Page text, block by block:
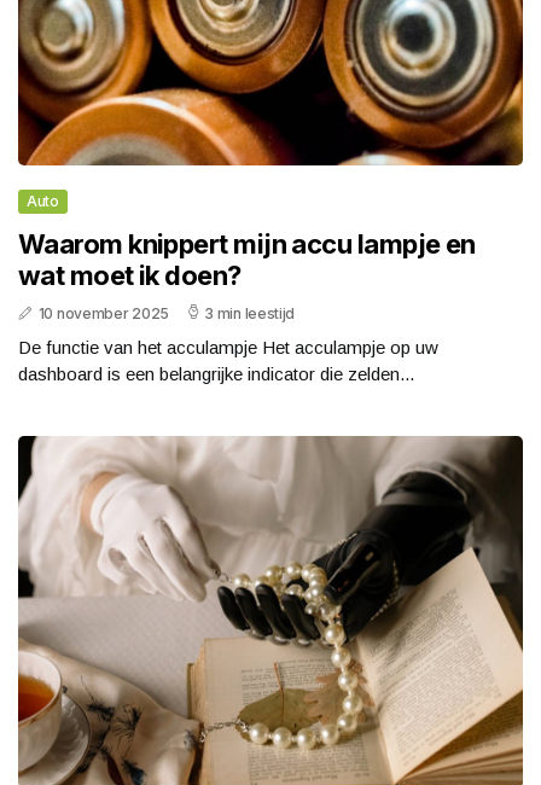
Auto
Waarom knippert mijn accu lampje en
wat moet ik doen?
10 november 2025 3 min leestijd
De functie van het acculampje Het acculampje op uw
dashboard is een belangrijke indicator die zelden...